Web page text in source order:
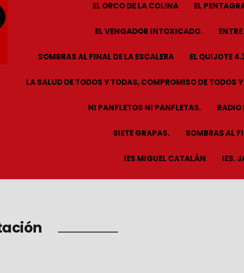
EL ORCO DE LA COLINA EL
EL VENGADOR INTOXICADO.
SOMBRAS AL FINAL DE LA ESCALERA EL QUIJOTE
LA SALUD DE TODOS Y TODAS, COMPROMISO DE TODOS
NI PANFLETOS NI PANFLETAS. RADIO
SIETE GRAPAS. SOMBRAS AL
IES MIGUEL CATALÁN IES.